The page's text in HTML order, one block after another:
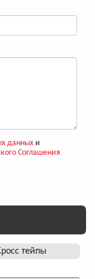
данных и
Соглашения
тейпы